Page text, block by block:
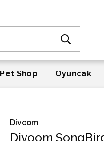
Pet Shop Oyuncak
Divoom
Divoom